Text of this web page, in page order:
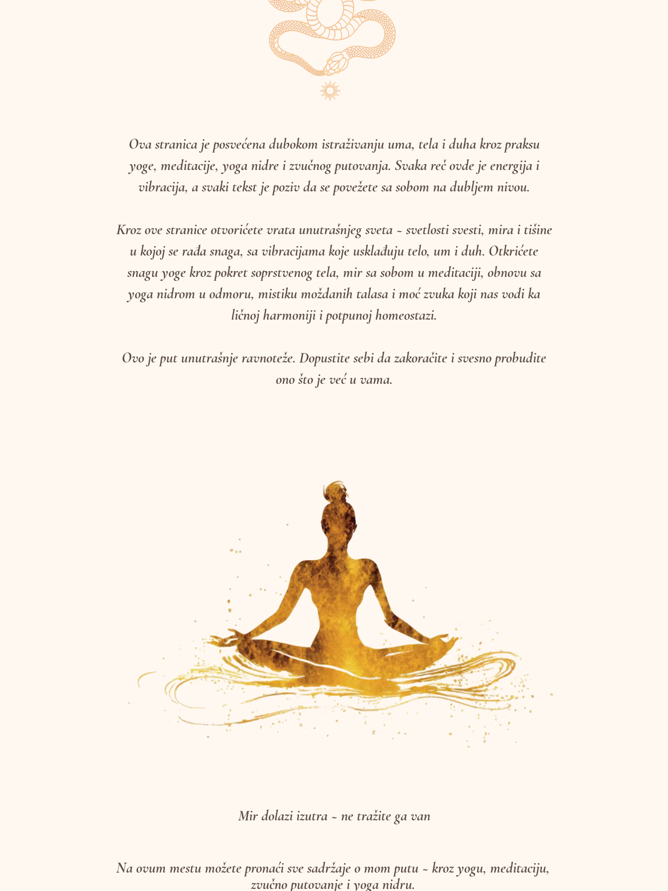
Ova stranica je posvećena dubokom istraživanju uma, tela i duha kroz praksu
yoge, meditacije, yoga nidre i zvučnog putovanja. Svaka reč ovde je energija i
vibracija, a svaki tekst je poziv da se povežete sa sobom na dubljem nivou.
Kroz ove stranice otvorićete vrata unutrašnjeg sveta ~ svetlosti svesti, mira i tišine
u kojoj se rađa snaga, sa vibracijama koje usklađuju telo, um i duh. Otkrićete
snagu yoge kroz pokret soprstvenog tela, mir sa sobom u meditaciji, obnovu sa
yoga nidrom u odmoru, mistiku moždanih talasa i moć zvuka koji nas vodi ka
ličnoj harmoniji i potpunoj homeostazi.
Ovo je put unutrašnje ravnoteže. Dopustite sebi da zakoračite i svesno probudite
ono što je već u vama.
Mir dolazi izutra ~ ne tražite ga van
Naovum mestumožete pronaći sve sadržaje o mom putu ~ kroz yogu, meditaciju,
zvučno putovanje i yoga nidru.